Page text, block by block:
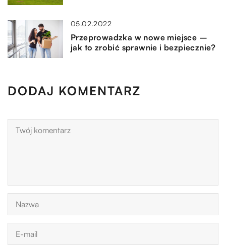
05.02.2022
Przeprowadzka w nowe miejsce –
jak to zrobić sprawnie i bezpiecznie?
DODAJ KOMENTARZ